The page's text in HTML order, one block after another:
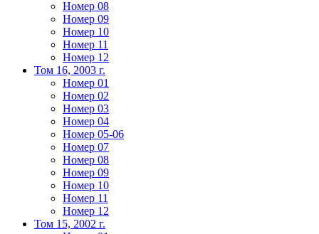
Номер 08
Номер 09
Номер 10
Номер 11
Номер 12
Том 16, 2003 г.
Номер 01
Номер 02
Номер 03
Номер 04
Номер 05-06
Номер 07
Номер 08
Номер 09
Номер 10
Номер 11
Номер 12
Том 15, 2002 г.